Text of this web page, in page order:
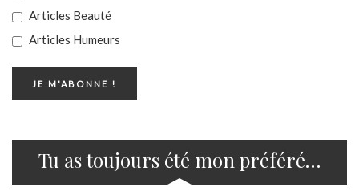
Articles Beauté
Articles Humeurs
Tu as toujours été mon préféré…